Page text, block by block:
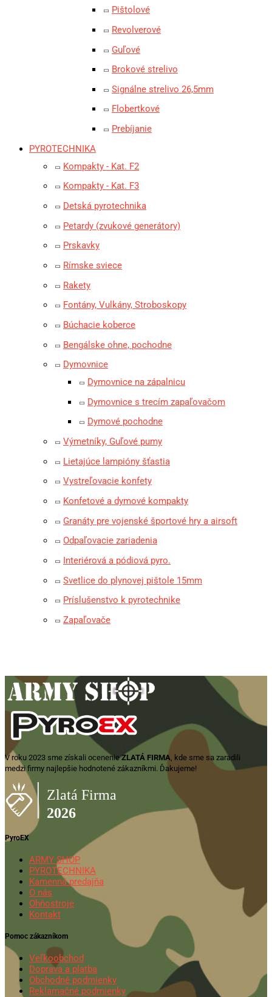
Pištolové
Revolverové
Guľové
Brokové strelivo
Signálne strelivo 26,5mm
Flobertkové
Prebíjanie
PYROTECHNIKA
Kompakty - Kat. F2
Kompakty - Kat. F3
Detská pyrotechnika
Petardy (zvukové generátory)
Prskavky
Rímske sviece
Rakety
Fontány, Vulkány, Stroboskopy
Búchacie koberce
Bengálske ohne, pochodne
Dymovnice
Dymovnice na zápalnicu
Dymovnice s trecím zapaľovačom
Dymové pochodne
Výmetníky, Guľové pumy
Lietajúce lampióny šťastia
Vystreľovacie konfety
Konfetové a dymové kompakty
Granáty pre vojenské športové hry a airsoft
Odpaľovacie zariadenia
Interiérová a pódiová pyro.
Svetlice do plynovej pištole 15mm
Príslušenstvo k pyrotechnike
Zapaľovače
V roku 2023 sme získali ocenenieZLATÁ FIRMA, kde sme sa zaradili
medzi firmy najlepšie hodnotené zákazníkmi. Ďakujeme!
PyroEX
ARMY SHOP
PYROTECHNIKA
Kamenná predajňa
O nás
Ohňostroje
Kontakt
Pomoc zákazníkom
Veľkoobchod
Doprava a platba
Obchodné podmienky
Reklamačné podmienky